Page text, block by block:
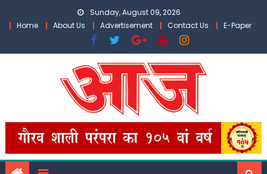
Sunday, August 09, 2026
Home
About Us Advertisement Contact Us E-Paper